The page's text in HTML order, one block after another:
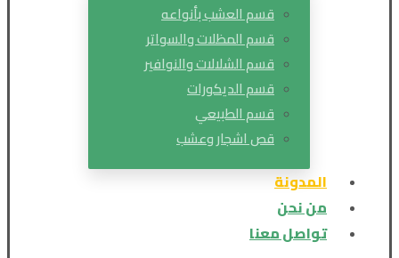
قسم العشب بأنواعه
قسم المظلات والسواتر
قسم الشلالات والنوافير
قسم الديكورات
قسم الطبيعي
قص اشجار وعشب
المدونة
من نحن
تواصل معنا